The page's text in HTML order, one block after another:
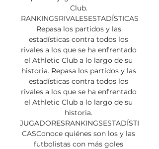
Club.
RANKINGSRIVALESESTADÍSTICAS
Repasa los partidos y las
estadísticas contra todos los
rivales a los que se ha enfrentado
el Athletic Club a lo largo de su
historia. Repasa los partidos y las
estadísticas contra todos los
rivales a los que se ha enfrentado
el Athletic Club a lo largo de su
historia.
JUGADORESRANKINGSESTADÍSTI
CASConoce quiénes son los y las
futbolistas con más goles